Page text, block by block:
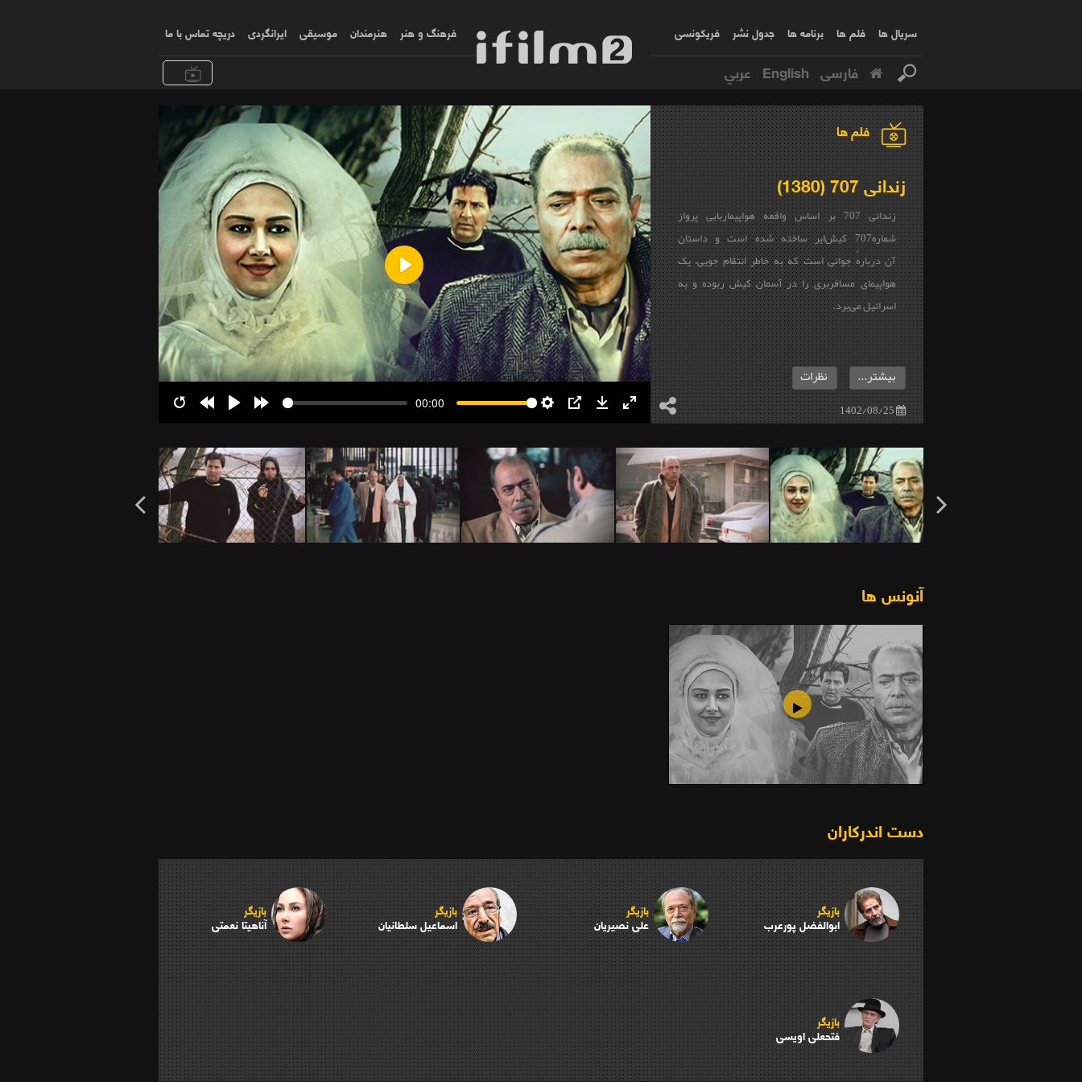
سریال ها فلم ها برنامه ها جدول نشر فریکونسی فرهنگ و هنر هنرمندان موسیقی ایرانگردی دریچه تماس با ما
فارسی English عربي
فلم ها
زندانی 707 (1380)
زندانی 707 بر اساس واقعه هواپیماربایی پرواز
شماره707 کیش‌ایر ساخته شده است و داستان
آن دربارهٔ جوانی است که به خاطر انتقام جویی، یک
هواپیمای مسافربری را در آسمان کیش ربوده و به
اسرائیل می‌برد.
1402/08/25
بیشتر... نظرات
00:00
Download
Enter
fullscreen
Play
آنونس ها
دست اندرکاران
بازیگر
ابوالفضل پورعرب
بازیگر
علی نصیریان
بازیگر
اسماعیل سلطانیان
بازیگر
آناهیتا نعمتی
بازیگر
فتحعلی اویسی